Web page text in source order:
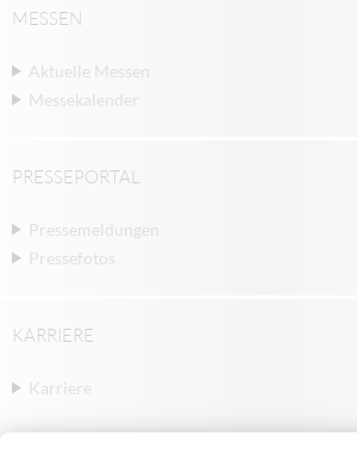
MESSEN
Aktuelle Messen
Messekalender
PRESSEPORTAL
Pressemeldungen
Pressefotos
KARRIERE
Karriere